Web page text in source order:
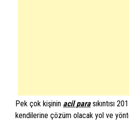
Pek çok kişinin acil parasıkıntısı
kendilerine çözüm olacak yol ve